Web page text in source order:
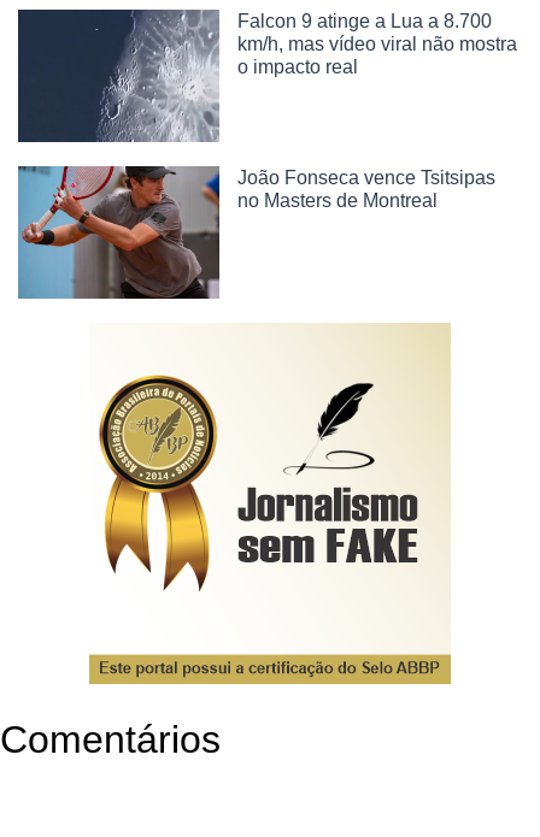
Falcon 9 atinge a Lua a 8.700
km/h, mas vídeo viral não mostra
o impacto real
João Fonseca vence Tsitsipas
no Masters de Montreal
Comentários